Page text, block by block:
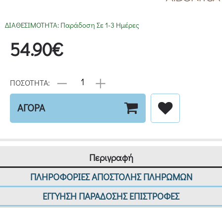
ΔΙΑΘΕΣΙΜΟΤΗΤΑ: Παράδοση Σε 1-3 Ημέρες
54.90€
ΠΟΣΟΤΗΤΑ:
ΑΓΟΡΑ
Περιγραφή
ΠΛΗΡΟΦΟΡΙΕΣ ΑΠΟΣΤΟΛΗΣ ΠΛΗΡΩΜΩΝ
ΕΓΓΥΗΣΗ ΠΑΡΑΔΟΣΗΣ ΕΠΙΣΤΡΟΦΕΣ